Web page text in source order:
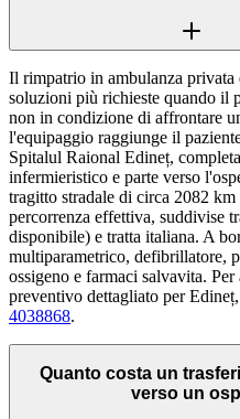
Il rimpatrio in ambulanza
soluzioni più richieste quando il
non in condizione di affrontare
l'equipaggio raggiunge il
Spitalul Raional Edineț,
infermieristico e parte verso
tragitto stradale di circa 2082
percorrenza effettiva, suddivise
disponibile) e tratta italiana. A
multiparametrico, defibrillatore,
ossigeno e farmaci salvavita.
preventivo dettagliato per
4038868.
Quanto costa un
verso un